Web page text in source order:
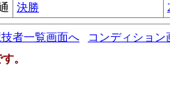
決勝
者一覧画面へ
コンディション
。